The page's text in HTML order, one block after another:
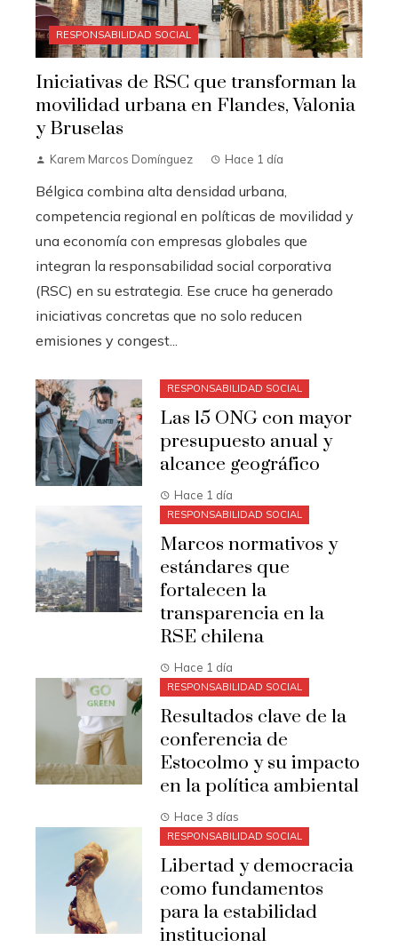
RESPONSABILIDAD SOCIAL
Iniciativas de RSC que transforman la
movilidad urbana en Flandes, Valonia
y Bruselas
Karem Marcos Domínguez Hace 1 día
Bélgica combina alta densidad urbana,
competencia regional en políticas de movilidad y
una economía con empresas globales que
integran la responsabilidad social corporativa
(RSC) en su estrategia. Ese cruce ha generado
iniciativas concretas que no solo reducen
emisiones y congest...
RESPONSABILIDAD SOCIAL
Las 15 ONG con mayor
presupuesto anual y
alcance geográfico
Hace 1 día
RESPONSABILIDAD SOCIAL
Marcos normativos y
estándares que
fortalecen la
transparencia en la
RSE chilena
Hace 1 día
RESPONSABILIDAD SOCIAL
Resultados clave de la
conferencia de
Estocolmo y su impacto
en la política ambiental
Hace 3 días
RESPONSABILIDAD SOCIAL
Libertad y democracia
como fundamentos
para la estabilidad
institucional